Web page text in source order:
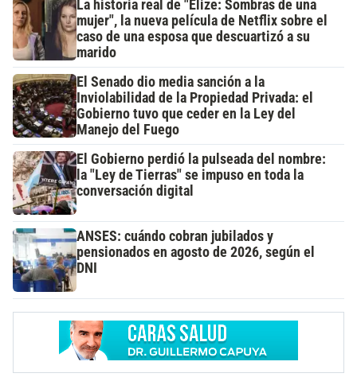
La historia real de "Elize: Sombras de una
mujer", la nueva película de Netflix sobre el
caso de una esposa que descuartizó a su
marido
El Senado dio media sanción a la
Inviolabilidad de la Propiedad Privada: el
Gobierno tuvo que ceder en la Ley del
Manejo del Fuego
El Gobierno perdió la pulseada del nombre:
la "Ley de Tierras" se impuso en toda la
conversación digital
ANSES: cuándo cobran jubilados y
pensionados en agosto de 2026, según el
DNI